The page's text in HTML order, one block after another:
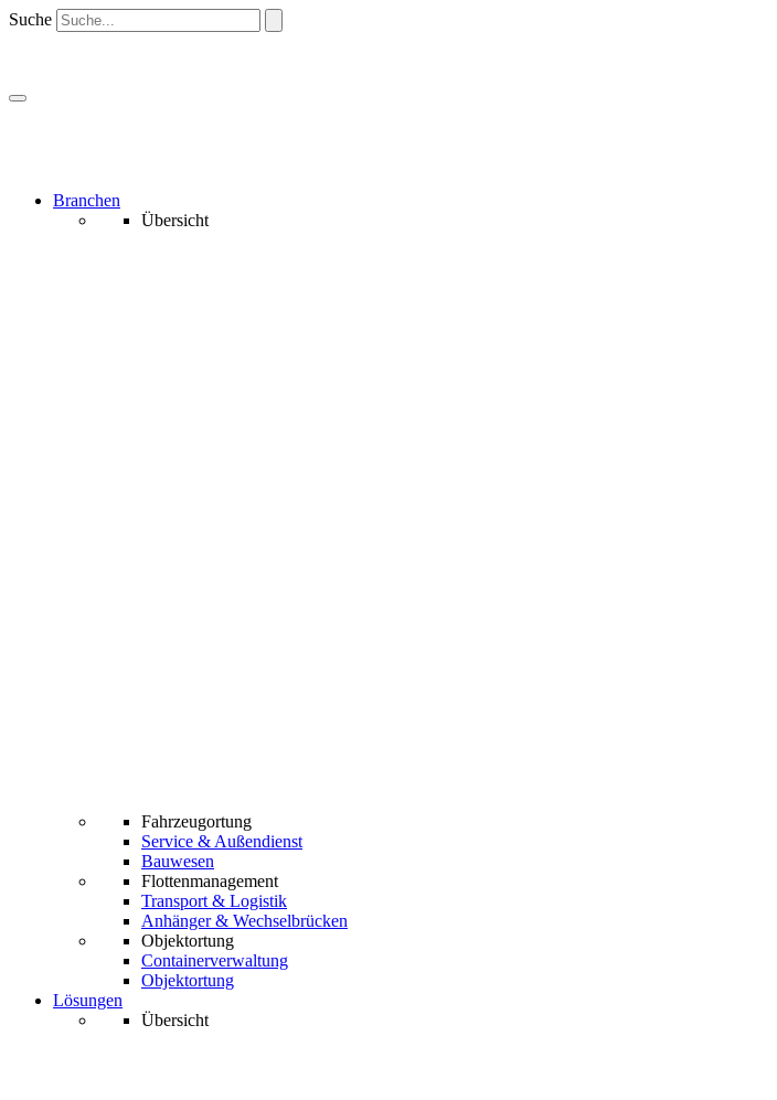
Suche
Branchen
Übersicht
Fahrzeugortung
Service & Außendienst
Bauwesen
Flottenmanagement
Transport & Logistik
Anhänger & Wechselbrücken
Objektortung
Containerverwaltung
Objektortung
Lösungen
Übersicht